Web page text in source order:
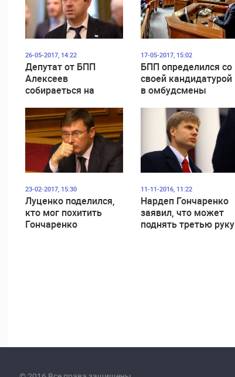
26-05-2017, 14:22
Депутат от БПП
Алексеев
собираеться на
омбудсмена
17-05-2017, 15:02
БПП определился со
своей кандидатурой
в омбудсмены
23-02-2017, 15:30
Луценко поделился,
кто мог похитить
Гончаренко
11-11-2016, 11:22
Нардеп Гончаренко
заявил, что может
поднять третью руку